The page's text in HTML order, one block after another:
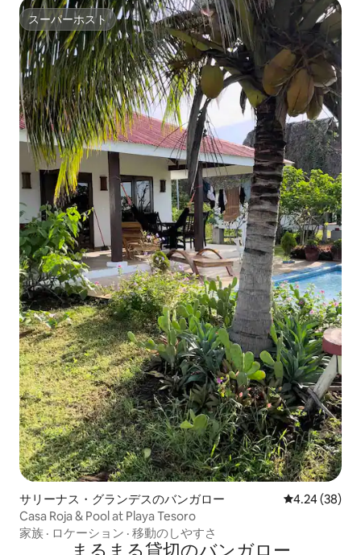
スーパーホスト
スーパーホスト
サリーナス・グランデスのバンガロー レビュー38
4.24 (38)
Casa Roja & Pool at Playa Tesoro
家族 · ロケーション · 移動のしやすさ
まるまる貸切のバンガロー